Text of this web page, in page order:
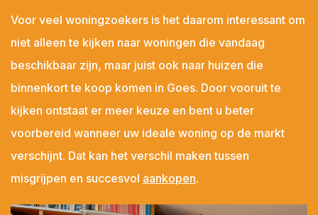
Voor veel woningzoekers is het daarom interessant om
niet alleen te kijken naar woningen die vandaag
beschikbaar zijn, maar juist ook naar huizen die
binnenkort te koop komen in Goes. Door vooruit te
kijken ontstaat er meer keuze en bent u beter
voorbereid wanneer uw ideale woning op de markt
verschijnt. Dat kan het verschil maken tussen
misgrijpen en succesvol aankopen.
Dreischor
Driewegen
Ellemeet
Ellewoutsdijk
Gapinge
Geersdijk
Goes
's-Gravenpolder